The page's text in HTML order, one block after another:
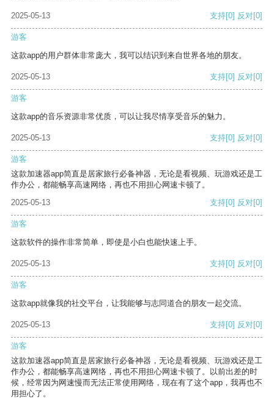
2025-05-13 支持[0] 反对[0]
游客
这款app的用户群体非常庞大，我可以结识到来自世界各地的朋友。
2025-05-13 支持[0] 反对[0]
游客
这款app的音乐资源非常优质，可以让我尽情享受音乐的魅力。
2025-05-13 支持[0] 反对[0]
游客
这款加速器app简直是居家旅行必备神器，无论是看视频、玩游戏还是工
作办公，都能畅享高速网络，再也不用担心网速卡顿了。
2025-05-13
支持[0] 反对[0]
游客
这款软件的操作非常简单，即使是小白也能快速上手。
2025-05-13 支持[0] 反对[0]
游客
这款app就像我的社交平台，让我能够与志同道合的朋友一起交流。
2025-05-13 支持[0] 反对[0]
游客
这款加速器app简直是居家旅行必备神器，无论是看视频、玩游戏还是工
作办公，都能畅享高速网络，再也不用担心网速卡顿了。以前出差的时
候，经常因为网速慢而无法正常使用网络，现在有了这个app，我再也不
用担心了。